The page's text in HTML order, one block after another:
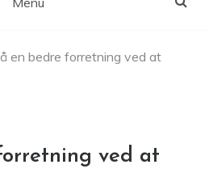
en bedre forretning ved at
ved at